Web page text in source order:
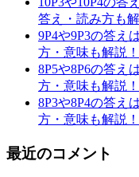
答え・読み方も
9P4や9P3の答え
方・意味も解説
8P5や8P6の答え
方・意味も解説
8P3や8P4の答え
方・意味も解説
最近のコメント